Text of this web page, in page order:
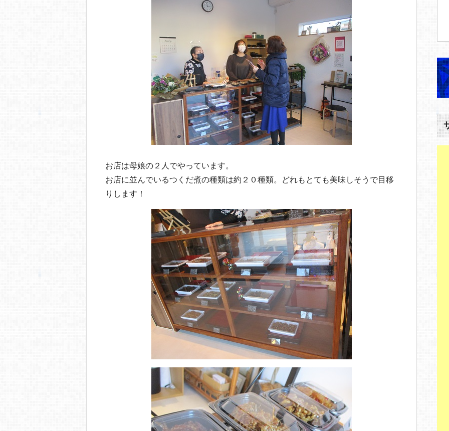
お店は母娘の２人でやっています。
お店に並んでいるつくだ煮の種類は約２０種類。どれもとても美味しそうで目移
りします！